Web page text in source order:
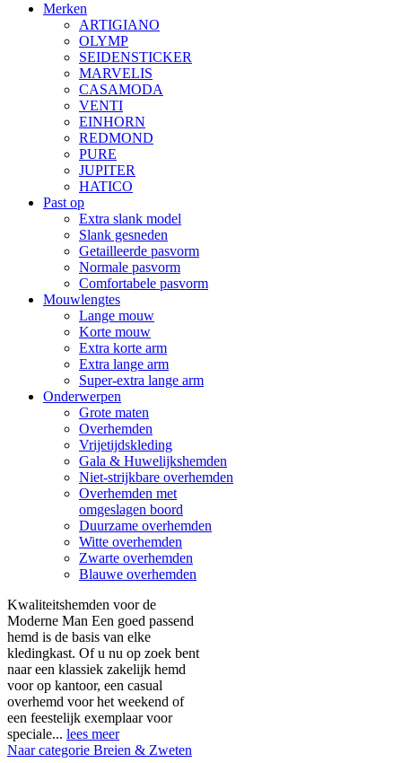
Merken
ARTIGIANO
OLYMP
SEIDENSTICKER
MARVELIS
CASAMODA
VENTI
EINHORN
REDMOND
PURE
JUPITER
HATICO
Past op
Extra slank model
Slank gesneden
Getailleerde pasvorm
Normale pasvorm
Comfortabele pasvorm
Mouwlengtes
Lange mouw
Korte mouw
Extra korte arm
Extra lange arm
Super-extra lange arm
Onderwerpen
Grote maten
Overhemden
Vrijetijdskleding
Gala & Huwelijkshemden
Niet-strijkbare overhemden
Overhemden met
omgeslagen boord
Duurzame overhemden
Witte overhemden
Zwarte overhemden
Blauwe overhemden
Kwaliteitshemden voor de
Moderne Man Een goed passend
hemd is de basis van elke
kledingkast. Of u nu op zoek bent
naar een klassiek zakelijk hemd
voor op kantoor, een casual
overhemd voor het weekend of
een feestelijk exemplaar voor
speciale... lees meer
Naar categorie Breien & Zweten